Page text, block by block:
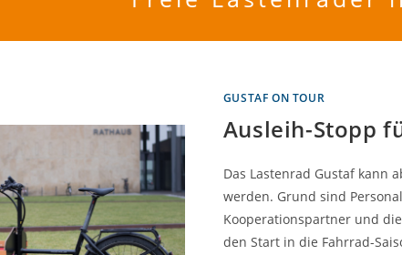
GUSTAF ON TOUR
Ausleih-Stopp
Das Lastenrad Gustaf kann
werden. Grund sind
Kooperationspartner und
den Start in die Fahrrad-